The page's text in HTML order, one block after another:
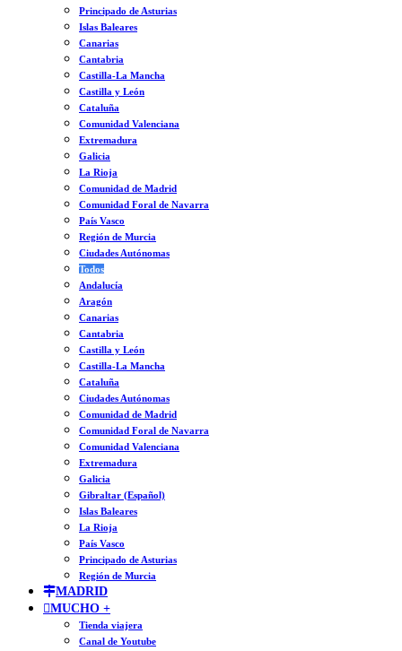
Principado de Asturias
Islas Baleares
Canarias
Cantabria
Castilla-La Mancha
Castilla y León
Cataluña
Comunidad Valenciana
Extremadura
Galicia
La Rioja
Comunidad de Madrid
Comunidad Foral de Navarra
País Vasco
Región de Murcia
Ciudades Autónomas
Todos
Andalucía
Aragón
Canarias
Cantabria
Castilla y León
Castilla-La Mancha
Cataluña
Ciudades Autónomas
Comunidad de Madrid
Comunidad Foral de Navarra
Comunidad Valenciana
Extremadura
Galicia
Gibraltar (Español)
Islas Baleares
La Rioja
País Vasco
Principado de Asturias
Región de Murcia
MADRID
MUCHO +
Tienda viajera
Canal de Youtube